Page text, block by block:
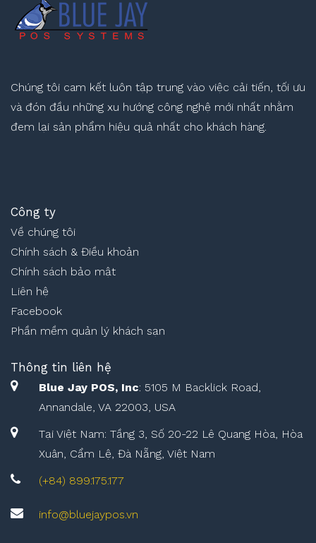
Chúng tôi cam kết luôn tập trung vào việc cải tiến, tối ưu
và đón đầu những xu hướng công nghệ mới nhất nhằm
đem lại sản phẩm hiệu quả nhất cho khách hàng.
Công ty
Về chúng tôi
Chính sách & Điều khoản
Chính sách bảo mật
Liên hệ
Facebook
Phần mềm quản lý khách sạn
Thông tin liên hệ
Blue Jay POS, Inc: 5105 M Backlick Road,
Annandale, VA 22003, USA
Tại Việt Nam: Tầng 3, Số 20-22 Lê Quang Hòa, Hòa
Xuân, Cẩm Lệ, Đà Nẵng, Việt Nam
(+84) 899.175.177
info@bluejaypos.vn